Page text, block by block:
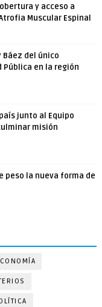
y acceso a
Muscular Espinal
Báez del único
Pública en la región
junto al Equipo
misión
peso la nueva forma de